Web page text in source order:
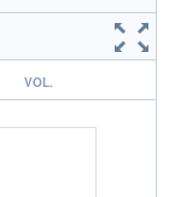
VOL.